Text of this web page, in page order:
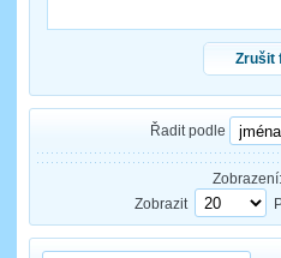
Zrušit
Řadit podle
Zobrazení:
Zobrazit